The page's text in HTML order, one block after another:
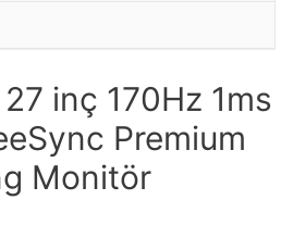
inç 170Hz 1ms
Premium
Monitör